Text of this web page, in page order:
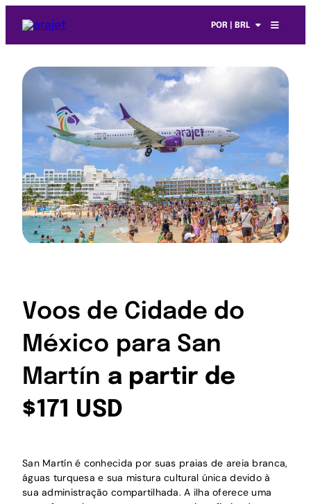
POR | BRL
Voos de Cidade do
México para San
Martín a partir de
$171 USD
San Martín é conhecida por suas praias de areia branca,
águas turquesa e sua mistura cultural única devido à
sua administração compartilhada. A ilha oferece uma